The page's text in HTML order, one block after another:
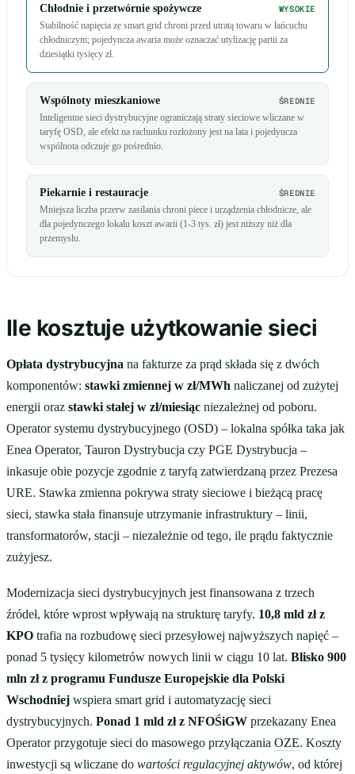
Chłodnie i przetwórnie spożywcze WYSOKIE
Stabilność napięcia ze smart grid chroni przed utratą towaru w łańcuchu
chłodniczym; pojedyncza awaria może oznaczać utylizację partii za
dziesiątki tysięcy zł.
Wspólnoty mieszkaniowe ŚREDNIE
Inteligentne sieci dystrybucyjne ograniczają straty sieciowe wliczane w
taryfę OSD, ale efekt na rachunku rozłożony jest na lata i pojedyncza
wspólnota odczuje go pośrednio.
Piekarnie i restauracje ŚREDNIE
Mniejsza liczba przerw zasilania chroni piece i urządzenia chłodnicze, ale
dla pojedynczego lokalu koszt awarii (1-3 tys. zł) jest niższy niż dla
przemysłu.
Ile kosztuje użytkowanie sieci
Opłata dystrybucyjna na fakturze za prąd składa się z dwóch
komponentów: stawki zmiennej w zł/MWh naliczanej od zużytej
energii oraz stawki stałej w zł/miesiąc niezależnej od poboru.
Operator systemu dystrybucyjnego (OSD) – lokalna spółka taka jak
Enea Operator, Tauron Dystrybucja czy PGE Dystrybucja –
inkasuje obie pozycje zgodnie z taryfą zatwierdzaną przez Prezesa
URE. Stawka zmienna pokrywa straty sieciowe i bieżącą pracę
sieci, stawka stała finansuje utrzymanie infrastruktury – linii,
transformatorów, stacji – niezależnie od tego, ile prądu faktycznie
zużyjesz.
Modernizacja sieci dystrybucyjnych jest finansowana z trzech
źródeł, które wprost wpływają na strukturę taryfy. 10,8 mld zł z
KPO trafia na rozbudowę sieci przesyłowej najwyższych napięć –
ponad 5 tysięcy kilometrów nowych linii w ciągu 10 lat. Blisko 900
mln zł z programu Fundusze Europejskie dla Polski
Wschodniej wspiera smart grid i automatyzację sieci
dystrybucyjnych. Ponad 1 mld zł z NFOŚiGW przekazany Enea
Operator przygotuje sieci do masowego przyłączania OZE. Koszty
inwestycji są wliczane do wartości regulacyjnej aktywów, od której